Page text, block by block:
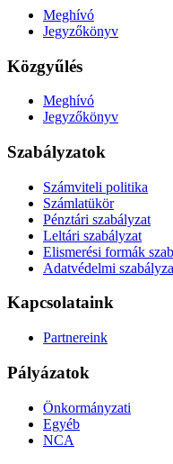
Meghívó
Jegyzőkönyv
Közgyűlés
Meghívó
Jegyzőkönyv
Szabályzatok
Számviteli politika
Számlatükör
Pénztári szabályzat
Leltári szabályzat
Elismerési formák
Adatvédelmi
Kapcsolataink
Partnereink
Pályázatok
Önkormányzati
Egyéb
NCA